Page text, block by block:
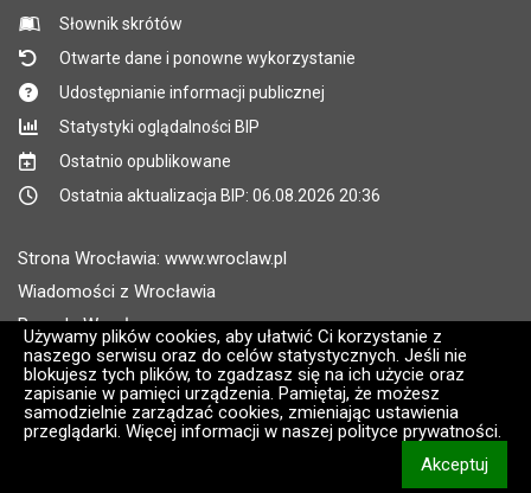
Używamy plików cookies, aby ułatwić Ci korzystanie z
naszego serwisu oraz do celów statystycznych. Jeśli nie
blokujesz tych plików, to zgadzasz się na ich użycie oraz
zapisanie w pamięci urządzenia. Pamiętaj, że możesz
samodzielnie zarządzać cookies, zmieniając ustawienia
przeglądarki. Więcej informacji w naszej polityce prywatności.
Akceptuj
Słownik skrótów
Otwarte dane i ponowne wykorzystanie
Udostępnianie informacji publicznej
Statystyki oglądalności BIP
Ostatnio opublikowane
Ostatnia aktualizacja BIP: 06.08.2026 20:36
Strona Wrocławia: www.wroclaw.pl
Wiadomości z Wrocławia
Pogoda Wrocław
Rozkłady jazdy MPK Wrocław
Administratorem wroclaw.pl jest: ARAW
Wersja systemu: 2.8.30.09